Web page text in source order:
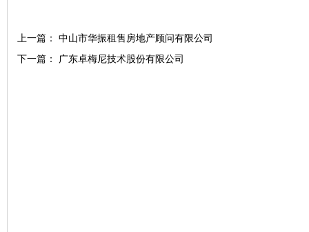
上一篇：
中山市华振租售房地产顾问有限公司
下一篇：
广东卓梅尼技术股份有限公司